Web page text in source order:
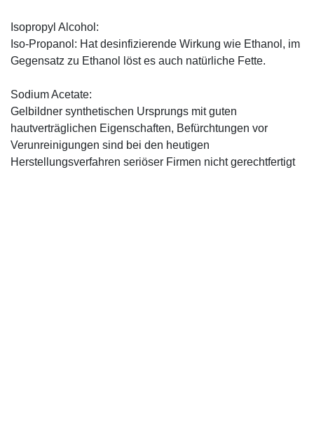
Isopropyl Alcohol:
Iso-Propanol: Hat desinfizierende Wirkung wie Ethanol, im
Gegensatz zu Ethanol löst es auch natürliche Fette.
Sodium Acetate:
Gelbildner synthetischen Ursprungs mit guten
hautverträglichen Eigenschaften, Befürchtungen vor
Verunreinigungen sind bei den heutigen
Herstellungsverfahren seriöser Firmen nicht gerechtfertigt